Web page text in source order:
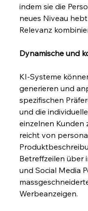
indem sie die
neues Niveau
Relevanz
Dynamische und
KI-Systeme
generieren und
spezifischen
und die
einzelnen Kunden
reicht von
Betreffzeilen über
und Social Media
Werbeanzeigen.